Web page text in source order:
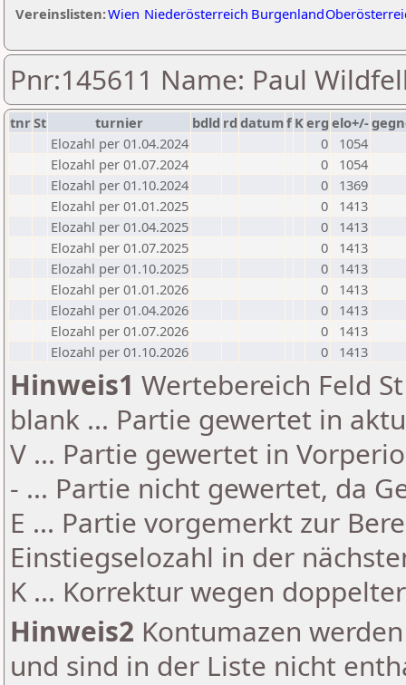
Vereinslisten:Wien Niederösterreich Burgenland
Pnr:145611 Name: Paul
tnrSt turnier bdld rd datumf Kerg elo+/-
Elozahl per 01.04.2024
0
1054
Elozahl per 01.07.2024
0
1054
Elozahl per 01.10.2024
0
1369
Elozahl per 01.01.2025
0
1413
Elozahl per 01.04.2025
0
1413
Elozahl per 01.07.2025
0
1413
Elozahl per 01.10.2025
0
1413
Elozahl per 01.01.2026
0
1413
Elozahl per 01.04.2026
0
1413
Elozahl per 01.07.2026
0
1413
Elozahl per 01.10.2026
0 1413
Hinweis1 Wertebereich Feld
blank ... Partie gewertet in
V ... Partie gewertet in
- ... Partie nicht gewertet, da
E ... Partie vorgemerkt zur
Einstiegselozahl in der
K ... Korrektur wegen
Hinweis2 Kontumazen
und sind in der Liste nicht